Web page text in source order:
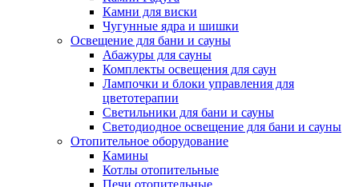
Камни для виски
Чугунные ядра и шишки
Освещение для бани и сауны
Абажуры для сауны
Комплекты освещения для саун
Лампочки и блоки управления для
цветотерапии
Светильники для бани и сауны
Светодиодное освещение для бани и сауны
Отопительное оборудование
Камины
Котлы отопительные
Печи отопительные